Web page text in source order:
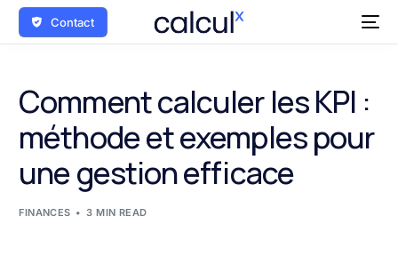
Contact
Comment calculer les KPI :
méthode et exemples pour
une gestion efficace
FINANCES 3 MIN READ